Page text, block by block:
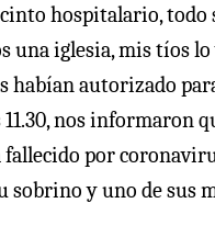
hospitalario, todo
una iglesia, mis tíos
habían autorizado
11.30, nos informaron
por
sobrino y uno de sus